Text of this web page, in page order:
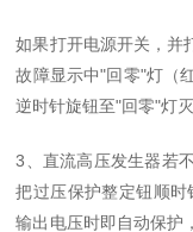
如果打开电源开关，并
故障显示中"回零"灯（
逆时针旋钮至"回零"灯
3、直流高压发生器若
把过压保护整定钮顺
输出电压时即自动保护